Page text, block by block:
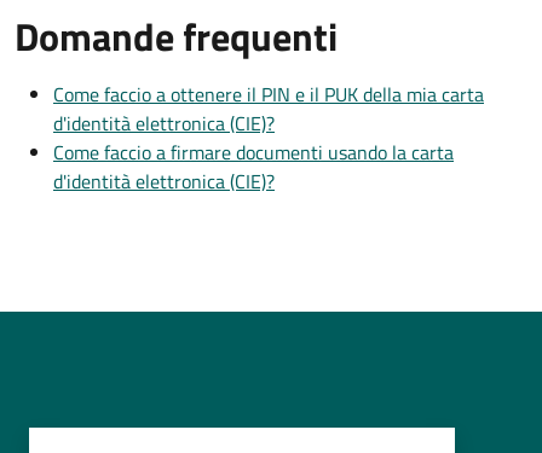
Domande frequenti
Come faccio a ottenere il PIN e il PUK della mia carta
d'identità elettronica (CIE)?
Come faccio a firmare documenti usando la carta
d'identità elettronica (CIE)?